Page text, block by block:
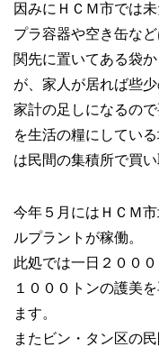
因みにＨＣＭ市では
プラ容器や空き缶な
関先に置いてある袋
が、家人が居れば些
家計の足しになるの
を生活の糧にしてい
は民間の集積所で買
今年５月にはＨＣＭ
ルプラントが稼働。
此処では一日２００
１０００トンの護美
ます。
またビン・タン区の